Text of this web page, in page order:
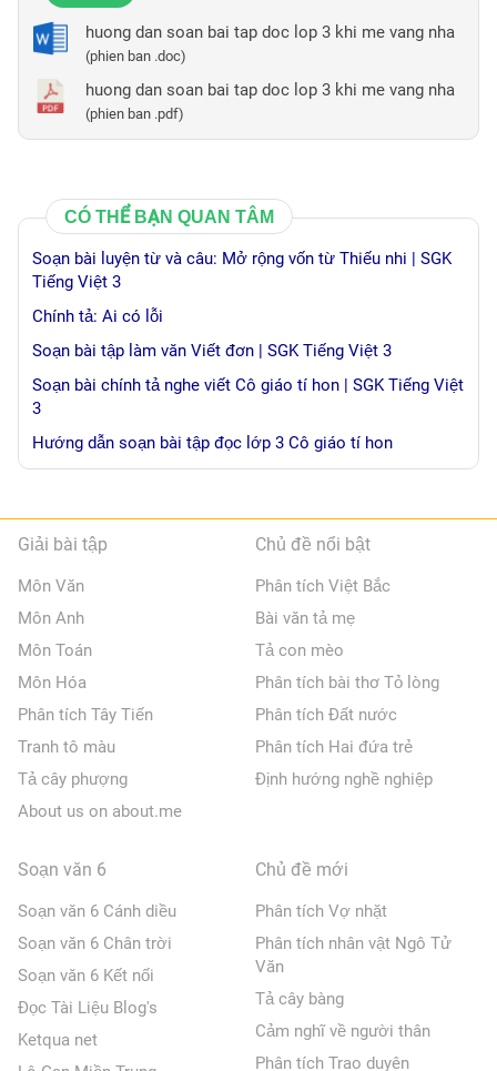
huong dan soan bai tap doc lop 3 khi me vang nha
(phien ban .doc)
huong dan soan bai tap doc lop 3 khi me vang nha
(phien ban .pdf)
CÓ THỂ BẠN QUAN TÂM
Soạn bài luyện từ và câu: Mở rộng vốn từ Thiếu nhi | SGK
Tiếng Việt 3
Chính tả: Ai có lỗi
Soạn bài tập làm văn Viết đơn | SGK Tiếng Việt 3
Soạn bài chính tả nghe viết Cô giáo tí hon | SGK Tiếng Việt
3
Hướng dẫn soạn bài tập đọc lớp 3 Cô giáo tí hon
Giải bài tập
Môn Văn
Môn Anh
Môn Toán
Môn Hóa
Phân tích Tây Tiến
Tranh tô màu
Tả cây phượng
About us on about.me
Chủ đề nổi bật
Phân tích Việt Bắc
Bài văn tả mẹ
Tả con mèo
Phân tích bài thơ Tỏ lòng
Phân tích Đất nước
Phân tích Hai đứa trẻ
Định hướng nghề nghiệp
Soạn văn 6
Soạn văn 6 Cánh diều
Soạn văn 6 Chân trời
Soạn văn 6 Kết nối
Đọc Tài Liệu Blog's
Ketqua net
Chủ đề mới
Phân tích Vợ nhặt
Phân tích nhân vật Ngô Tử
Văn
Tả cây bàng
Cảm nghĩ về người thân
Phân tích Trao duyên